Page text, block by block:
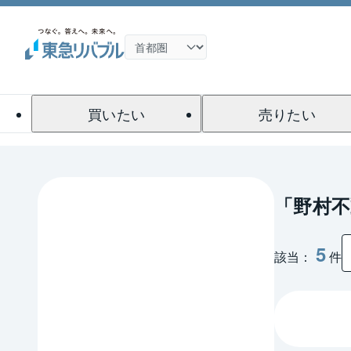
買いたい 売りたい
「野村
該当： 5件